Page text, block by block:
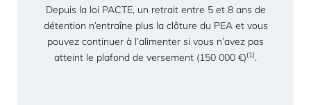
Depuis la loi PACTE, un retrait entre 5 et 8 ans de
détention n’entraîne plus la clôture du PEA et vous
pouvez continuer à l’alimenter si vous n’avez pas
atteint le plafond de versement (150 000 €)(1).